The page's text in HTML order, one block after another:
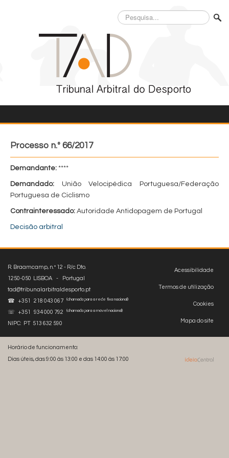
Pesquisa...
Processo n.º 66/2017
Demandante: ****
Demandado: União Velocipédica Portuguesa/Federação
Portuguesa de Ciclismo
Contrainteressado: Autoridade Antidopagem de Portugal
Decisão arbitral
Acessibilidade
Termos de utilização
Cookies
Mapa do site
R. Braamcamp, n.º 12 - R/c Dto.
1250-050 LISBOA - Portugal
tad@tribunalarbitraldesporto.pt
☎ +351 218 043 067
(chamada para a rede fixa nacional)
☏ +351 934 000 792 (chamada para a móvel nacional)
NIPC: PT 513 632 590
Horário de funcionamento:
Dias úteis, das 9:00 às 13:00 e das 14:00 às 17:00